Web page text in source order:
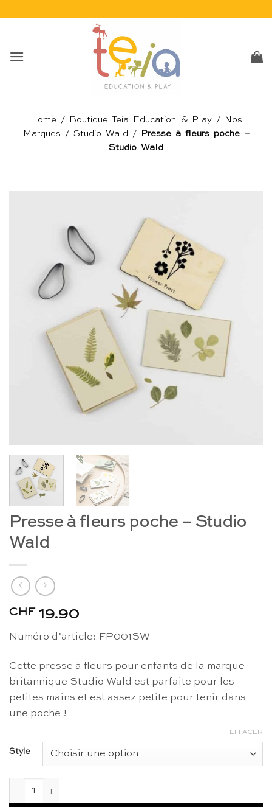
Home / Boutique Teia Education & Play/
Nos
Marques / Studio Wald /
Presse à fleurs poche –
Studio Wald
Presse à fleurs poche – Studio
Wald
CHF 19.90
Numéro d’article: FP001SW
Cette presse à fleurs pour enfants de la marque
britannique Studio Wald est parfaite pour les
petites mains et est assez petite pour tenir dans
une poche !
Style
EFFACER